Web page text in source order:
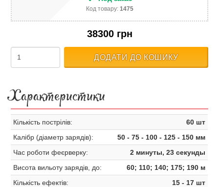
Код товару: 1475
38300 грн
ДОДАТИ ДО КОШИКУ
Характеристики
Кількість пострілів:
60 шт
Калібр (діаметр зарядів):
50 - 75 - 100 - 125 - 150 мм
Час роботи феєрверку:
2 минуты, 23 секунды
Висота вильоту зарядів, до:
60; 110; 140; 175; 190 м
Кількість ефектів:
15 - 17 шт